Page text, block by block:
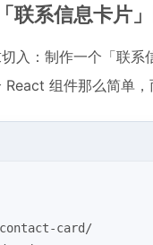
联系信息卡片
入：制作一个「联
React 组件那么简单
card/